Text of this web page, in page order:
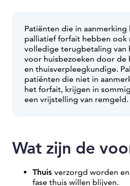
Patiënten die in
palliatief forfait hebben ook
volledige terugbetaling van
voor huisbezoeken door de
en thuisverpleegkundige.
patiënten die niet in
het forfait, krijgen in
een vrijstelling van remgeld.
Wat zijn de
Thuis verzorgd worden
fase thuis willen blijven.